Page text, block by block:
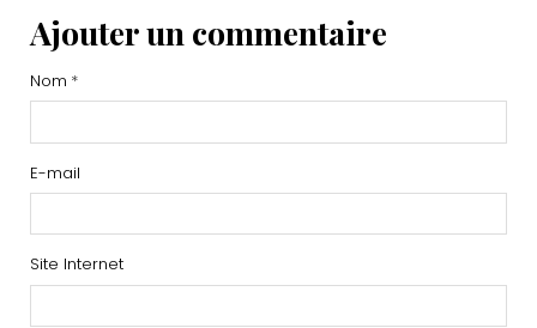
Ajouter un commentaire
Nom
E-mail
Site Internet